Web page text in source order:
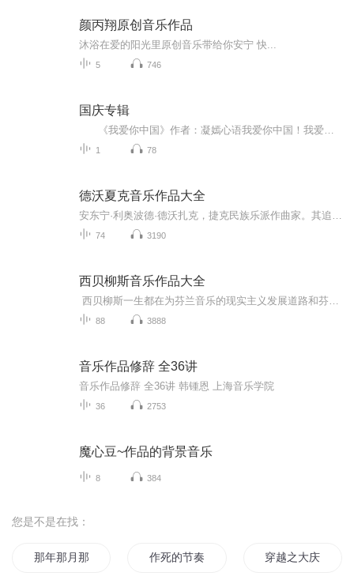
颜丙翔原创音乐作品
沐浴在爱的阳光里原创音乐带给你安宁 快...
5 746
国庆专辑
1 78
德沃夏克音乐作品大全
74 3190
西贝柳斯音乐作品大全
88 3888
音乐作品修辞 全36讲
音乐作品修辞 全36讲 韩锺恩 上海音乐学院
36 2753
魔心豆~作品的背景音乐
8 384
您是不是在找：
那年那月那时节 作死的节奏 穿越之大庆帝国